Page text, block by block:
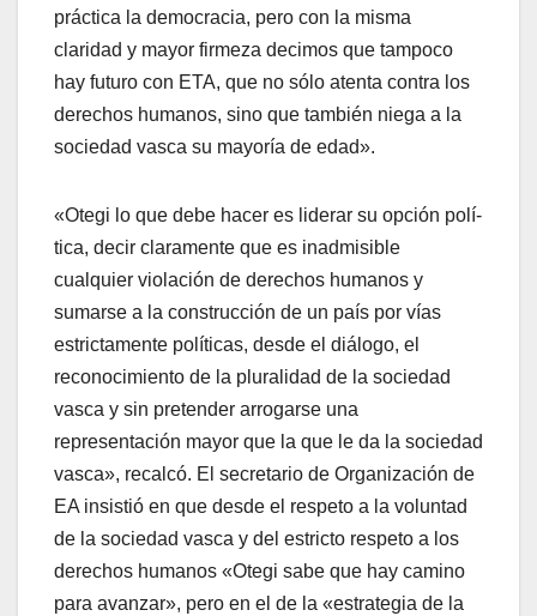
práctica la democracia, pero con la misma
claridad y mayor firmeza decimos que tampoco
hay futuro con ETA, que no sólo atenta contra los
derechos humanos, sino que también niega a la
sociedad vasca su mayorí­a de edad».
«Otegi lo que debe hacer es liderar su opción polí­
tica, decir claramente que es inadmisible
cualquier violación de derechos humanos y
sumarse a la construcción de un paí­s por ví­as
estrictamente polí­ticas, desde el diálogo, el
reconocimiento de la pluralidad de la sociedad
vasca y sin pretender arrogarse una
representación mayor que la que le da la sociedad
vasca», recalcó. El secretario de Organización de
EA insistió en que desde el respeto a la voluntad
de la sociedad vasca y del estricto respeto a los
derechos humanos «Otegi sabe que hay camino
para avanzar», pero en el de la «estrategia de la